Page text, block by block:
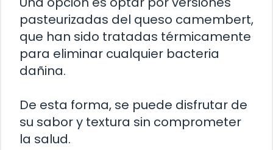
pasteurizadas del queso camembert,
que han sido tratadas térmicamente
para eliminar cualquier bacteria
dañina.
De esta forma, se puede disfrutar de
su sabor y textura sin comprometer
la salud.